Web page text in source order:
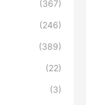
(367)
(246)
(389)
(22)
(3)